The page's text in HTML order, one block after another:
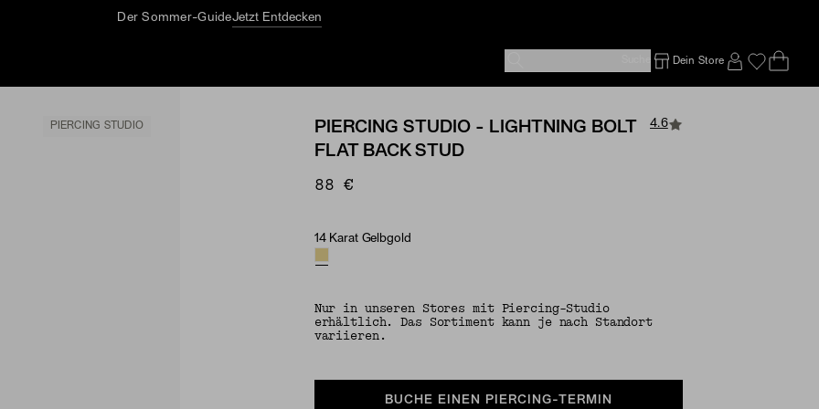
Der Sommer-GuideJetzt Entdecken
Dein Store
PIERCING STUDIO
PIERCING STUDIO - LIGHTNING BOLT
FLAT BACK STUD
4.6
88 €
Material
14 Karat Gelbgold
Nur in unseren Stores mit Piercing-Studio
erhältlich. Das Sortiment kann je nach Standort
variieren.
BUCHE EINEN PIERCING-TERMIN